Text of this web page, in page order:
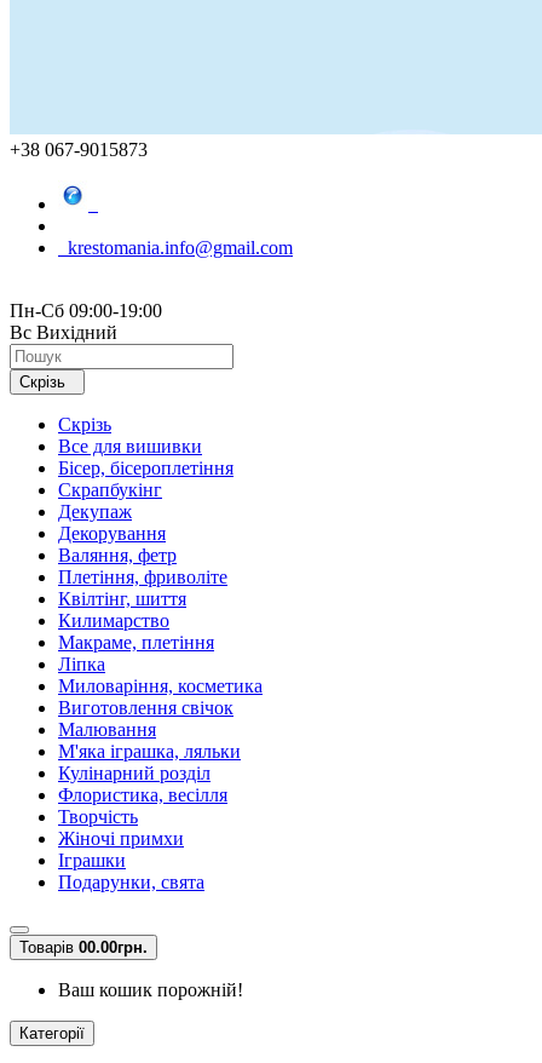
+38 067-9015873
krestomania.info@gmail.com
Пн-Сб 09:00-19:00
Вс Вихідний
Скрізь
Скрізь
Все для вишивки
Бісер, бісероплетіння
Скрапбукінг
Декупаж
Декорування
Валяння, фетр
Плетіння, фриволіте
Квілтінг, шиття
Килимарство
Макраме, плетіння
Ліпка
Миловаріння, косметика
Виготовлення свічок
Малювання
М'яка іграшка, ляльки
Кулінарний розділ
Флористика, весілля
Творчість
Жіночі примхи
Іграшки
Подарунки, свята
Товарів 00.00грн.
Ваш кошик порожній!
Категорії